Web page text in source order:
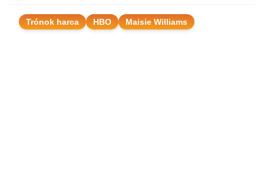
Trónok harca HBO Maisie Williams